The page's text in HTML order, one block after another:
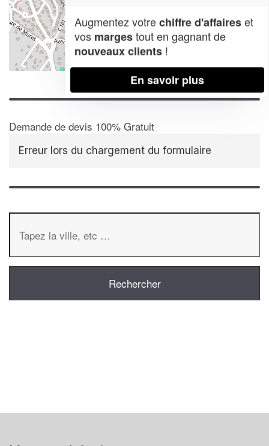
Leaflet| Map data ©OpenStreetMap contributors,CC-BY-SA
Demande de devis 100% Gratuit
Erreur lors du chargement du formulaire
Augmentez votrechiffre d'affaireset
vos margestout en gagnant de
nouveaux clients !
En savoir plus